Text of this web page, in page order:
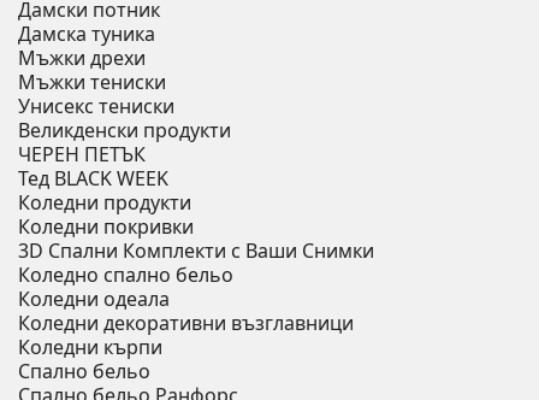
Дамски потник
Дамска туника
Мъжки дрехи
Мъжки тениски
Унисекс тениски
Великденски продукти
ЧЕРЕН ПЕТЪК
Тед BLACK WEEK
Коледни продукти
Коледни покривки
3D Спални Комплекти с Ваши Снимки
Коледно спално бельо
Коледни одеала
Коледни декоративни възглавници
Коледни кърпи
Спално бельо